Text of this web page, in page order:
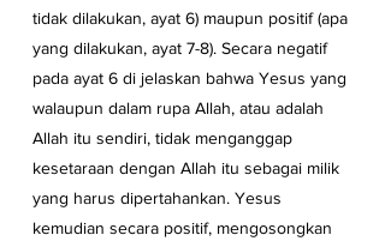
tidak dilakukan, ayat 6) maupun positif (apa
yang dilakukan, ayat 7-8). Secara negatif
pada ayat 6 di jelaskan bahwa Yesus yang
walaupun dalam rupa Allah, atau adalah
Allah itu sendiri, tidak menganggap
kesetaraan dengan Allah itu sebagai milik
yang harus dipertahankan. Yesus
kemudian secara positif, mengosongkan